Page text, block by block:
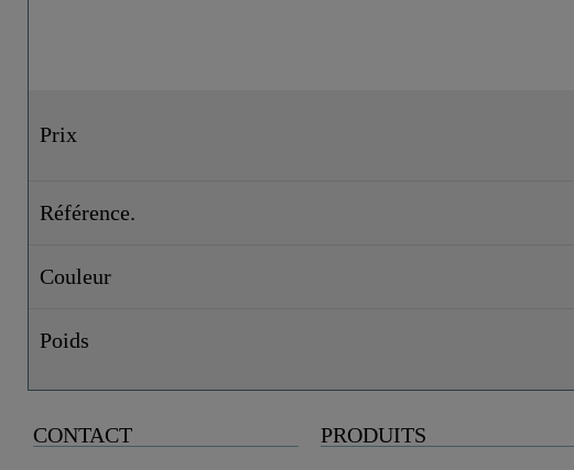
Prix
Référence.
Couleur
Poids
CONTACT PRODUITS